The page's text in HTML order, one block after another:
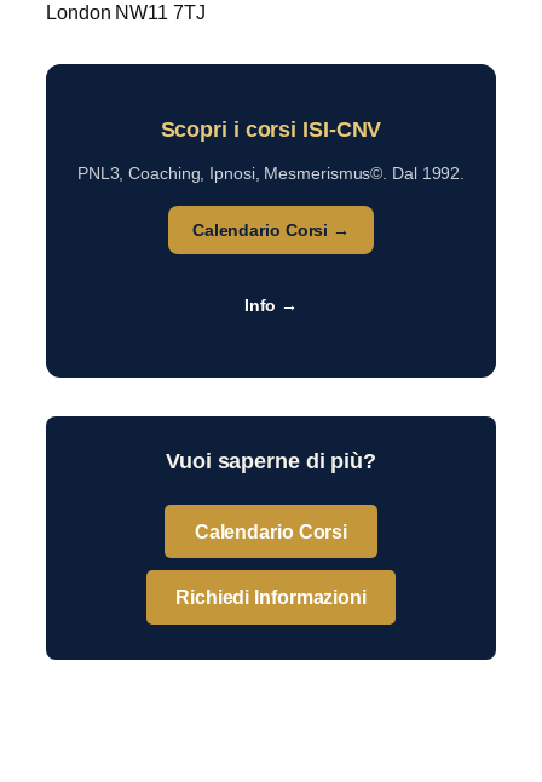
London NW11 7TJ
Scopri i corsi ISI-CNV
PNL3, Coaching, Ipnosi, Mesmerismus©. Dal 1992.
Calendario Corsi →
Info →
Vuoi saperne di più?
Calendario Corsi
Richiedi Informazioni